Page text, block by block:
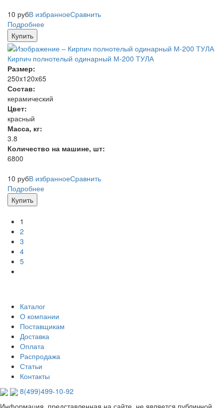
10 рубВ избранноеСравнить
Подробнее
Купить
Кирпич полнотелый одинарный М-200 ТУЛА
Размер:
250x120x65
Состав:
керамический
Цвет:
красный
Масса, кг:
3.8
Количество на машине, шт:
6800
10 рубВ избранноеСравнить
Подробнее
Купить
1
2
3
4
5
Каталог
О компании
Поставщикам
Доставка
Оплата
Распродажа
Статьи
Контакты
8(499)499-10-92
Информация, представленная на сайте, не является публичной